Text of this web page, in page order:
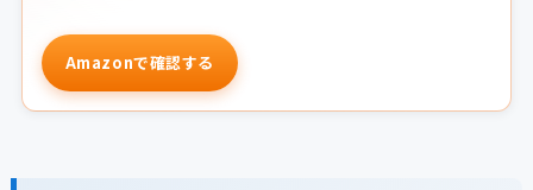
Amazonで確認する